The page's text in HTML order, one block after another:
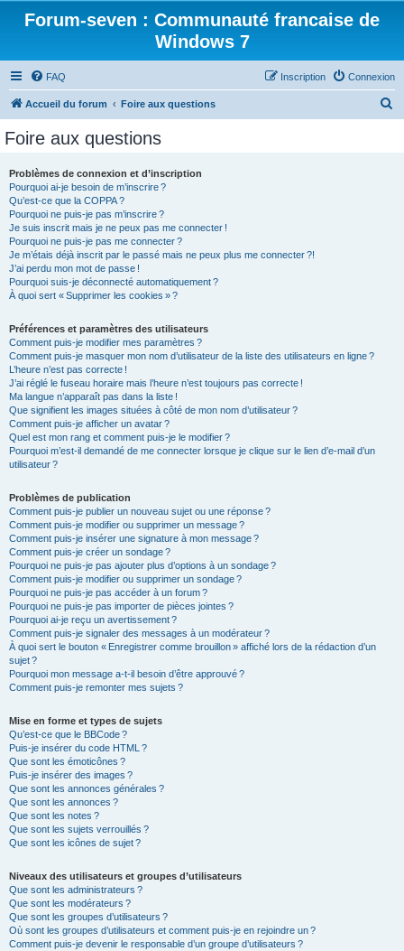
Forum-seven : Communauté francaise de
Windows 7
FAQ Connexion
Inscription
Accueil du forum Foire aux questions
Foire aux questions
Problèmes de connexion et d’inscription
Pourquoi ai-je besoin de m’inscrire ?
Qu’est-ce que la COPPA ?
Pourquoi ne puis-je pas m’inscrire ?
Je suis inscrit mais je ne peux pas me connecter !
Pourquoi ne puis-je pas me connecter ?
Je m’étais déjà inscrit par le passé mais ne peux plus me connecter ?!
J’ai perdu mon mot de passe !
Pourquoi suis-je déconnecté automatiquement ?
À quoi sert « Supprimer les cookies » ?
Préférences et paramètres des utilisateurs
Comment puis-je modifier mes paramètres ?
Comment puis-je masquer mon nom d’utilisateur de la liste des utilisateurs en ligne ?
L’heure n’est pas correcte !
J’ai réglé le fuseau horaire mais l’heure n’est toujours pas correcte !
Ma langue n’apparaît pas dans la liste !
Que signifient les images situées à côté de mon nom d’utilisateur ?
Comment puis-je afficher un avatar ?
Quel est mon rang et comment puis-je le modifier ?
Pourquoi m’est-il demandé de me connecter lorsque je clique sur le lien d’e-mail d’un
utilisateur ?
Problèmes de publication
Comment puis-je publier un nouveau sujet ou une réponse ?
Comment puis-je modifier ou supprimer un message ?
Comment puis-je insérer une signature à mon message ?
Comment puis-je créer un sondage ?
Pourquoi ne puis-je pas ajouter plus d’options à un sondage ?
Comment puis-je modifier ou supprimer un sondage ?
Pourquoi ne puis-je pas accéder à un forum ?
Pourquoi ne puis-je pas importer de pièces jointes ?
Pourquoi ai-je reçu un avertissement ?
Comment puis-je signaler des messages à un modérateur ?
À quoi sert le bouton « Enregistrer comme brouillon » affiché lors de la rédaction d’un
sujet ?
Pourquoi mon message a-t-il besoin d’être approuvé ?
Comment puis-je remonter mes sujets ?
Mise en forme et types de sujets
Qu’est-ce que le BBCode ?
Puis-je insérer du code HTML ?
Que sont les émoticônes ?
Puis-je insérer des images ?
Que sont les annonces générales ?
Que sont les annonces ?
Que sont les notes ?
Que sont les sujets verrouillés ?
Que sont les icônes de sujet ?
Niveaux des utilisateurs et groupes d’utilisateurs
Que sont les administrateurs ?
Que sont les modérateurs ?
Que sont les groupes d’utilisateurs ?
Où sont les groupes d’utilisateurs et comment puis-je en rejoindre un ?
Comment puis-je devenir le responsable d’un groupe d’utilisateurs ?